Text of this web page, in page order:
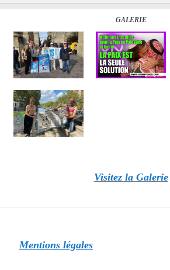
GALERIE
Visitez la Galerie
Mentions légales